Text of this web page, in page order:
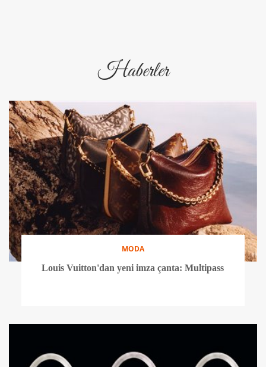
Haberler
MODA
Louis Vuitton'dan yeni imza çanta: Multipass